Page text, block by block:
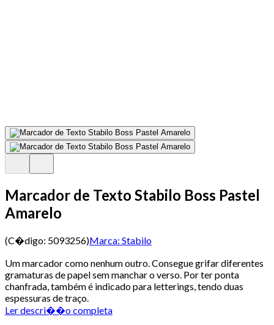
Marcador de Texto Stabilo Boss Pastel
Amarelo
(C�digo: 5093256)Marca: Stabilo
Um marcador como nenhum outro. Consegue grifar diferentes
gramaturas de papel sem manchar o verso. Por ter ponta
chanfrada, também é indicado para letterings, tendo duas
espessuras de traço.
Ler descri��o completa